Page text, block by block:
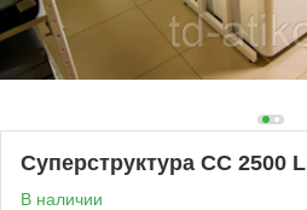
Суперструктура СС 2500 L
В наличии